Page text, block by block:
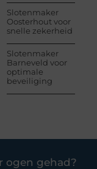
Slotenmaker
Oosterhout voor
snelle zekerheid
Slotenmaker
Barneveld voor
optimale
beveiliging
ogen gehad?